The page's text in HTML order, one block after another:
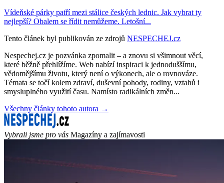
Vídeňské párky patří mezi stálice českých lednic. Jak vybrat ty
nejlepší? Obalem se řídit nemůžeme. Letošní...
Tento článek byl publikován ze zdrojů NESPECHEJ.cz
Nespechej.cz je pozvánka zpomalit – a znovu si všimnout věcí,
které běžně přehlížíme. Web nabízí inspiraci k jednoduššímu,
vědomějšímu životu, který není o výkonech, ale o rovnováze.
Témata se točí kolem zdraví, duševní pohody, rodiny, vztahů i
smysluplného využití času. Namísto radikálních změn...
Všechny články tohoto autora →
Vybrali jsme pro vás Magazíny a zajímavosti